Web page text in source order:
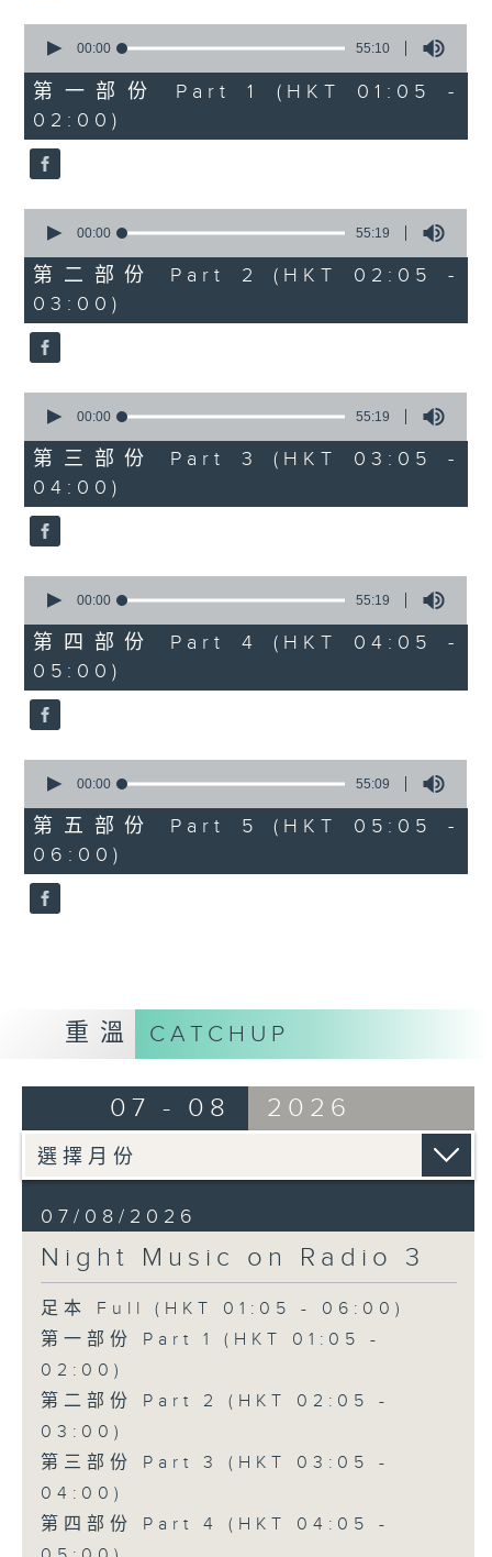
seconds
55
minutes,
10
seconds
00:00 55:10
第一部份 Part 1 (HKT 01:05 -
02:00)
seconds
55
minutes,
19
seconds
00:00 55:19
第二部份 Part 2 (HKT 02:05 -
03:00)
seconds
55
minutes,
19
seconds
00:00 55:19
第三部份 Part 3 (HKT 03:05 -
04:00)
seconds
55
minutes,
19
seconds
00:00 55:19
第四部份 Part 4 (HKT 04:05 -
05:00)
seconds
55
minutes,
9
seconds
00:00 55:09
第五部份 Part 5 (HKT 05:05 -
06:00)
重溫 CATCHUP
07 - 08 2026
07/08/2026
Night Music on Radio 3
足本 Full (HKT 01:05 - 06:00)
第一部份 Part 1 (HKT 01:05 -
02:00)
第二部份 Part 2 (HKT 02:05 -
03:00)
第三部份 Part 3 (HKT 03:05 -
04:00)
第四部份 Part 4 (HKT 04:05 -